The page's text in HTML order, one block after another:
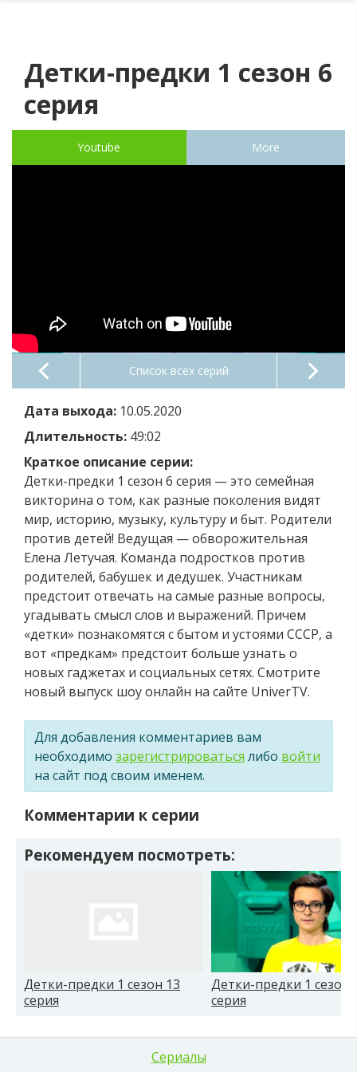
Детки-предки 1 сезон 6
серия
Youtube More
Список всех серий
Дата выхода: 10.05.2020
Длительность: 49:02
Краткое описание серии:
Детки-предки 1 сезон 6 серия — это семейная
викторина о том, как разные поколения видят
мир, историю, музыку, культуру и быт. Родители
против детей! Ведущая — обворожительная
Елена Летучая. Команда подростков против
родителей, бабушек и дедушек. Участникам
предстоит отвечать на самые разные вопросы,
угадывать смысл слов и выражений. Причем
«детки» познакомятся с бытом и устоями СССР, а
вот «предкам» предстоит больше узнать о
новых гаджетах и социальных сетях. Смотрите
новый выпуск шоу онлайн на сайте UniverTV.
Для добавления комментариев вам
необходимо зарегистрироваться либо войти
на сайт под своим именем.
Комментарии к серии
Рекомендуем посмотреть:
Детки-предки 1 сезон 13
серия
Детки-предки 1 сезон
серия
Сериалы